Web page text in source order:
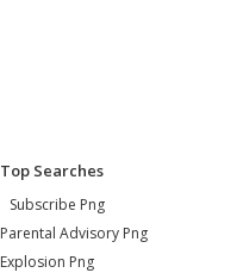
Top Searches
Subscribe Png
Parental Advisory Png
Explosion Png